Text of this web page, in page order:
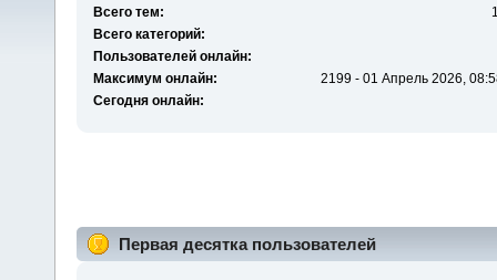
Всего тем:
Всего категорий:
Пользователей онлайн:
Максимум онлайн:
2199 - 01 Апрель 2026,
Сегодня онлайн:
Первая десятка пользователей